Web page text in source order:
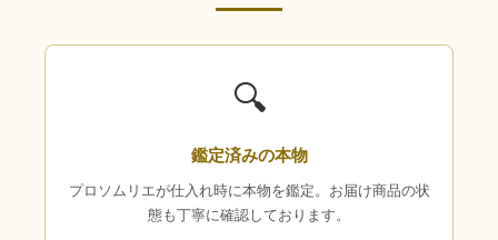
🔍
鑑定済みの本物
プロソムリエが仕入れ時に本物を鑑定。お届け商品の状
態も丁寧に確認しております。